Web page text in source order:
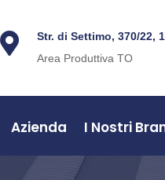

Str. di Settimo, 370/22,
Area Produttiva TO
Azienda I Nostri